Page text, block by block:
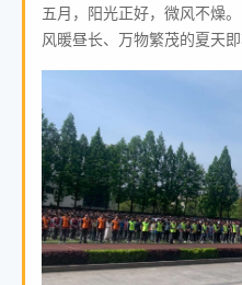
五月，阳光正好，微风不燥
风暖昼长、万物繁茂的夏天
的季节。如果把一年比作人